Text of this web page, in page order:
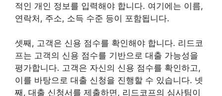
적인 개인 정보를 입력해야 합니다. 여기에는 이름,
연락처, 주소, 소득 수준 등이 포함됩니다.
셋째, 고객은 신용 점수를 확인해야 합니다. 리드코
프는 고객의 신용 점수를 기반으로 대출 가능성을
평가합니다. 고객은 자신의 신용 점수를 확인하고,
이를 바탕으로 대출 신청을 진행할 수 있습니다. 넷
째, 대출 신청서를 제출하면, 리드코프의 심사팀이